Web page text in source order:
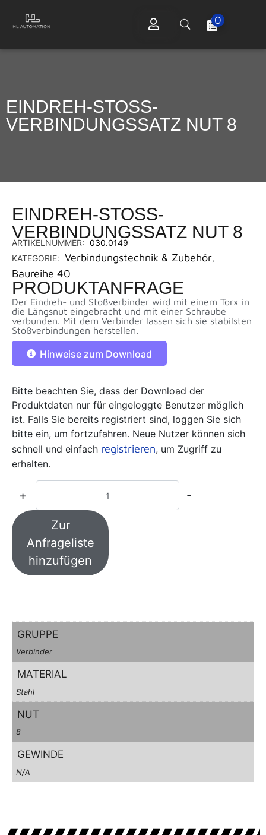
0
EINDREH-STOSS-V
ERBINDUNGSSATZ NUT 8
EINDREH-STOSS-V
ERBINDUNGSSATZ NUT 8
ARTIKELNUMMER: 030.0149
KATEGORIE: Verbindungstechnik & Zubehör,
Baureihe 40
PRODUKTANFRAGE
Der Eindreh- und Stoßverbinder wird mit einem Torx in
die Längsnut eingebracht und mit einer Schraube
verbunden. Mit dem Verbinder lassen sich sie stabilsten
Stoßverbindungen herstellen.
Hinweise zum Download
Bitte beachten Sie, dass der Download der
Produktdaten nur für eingeloggte Benutzer möglich
ist. Falls Sie bereits registriert sind, loggen Sie sich
bitte ein, um fortzufahren. Neue Nutzer können sich
schnell und einfach registrieren, um Zugriff zu
erhalten.
+ -
Zur
Anfrageliste
hinzufügen
GRUPPE
Verbinder
MATERIAL
Stahl
NUT
8
GEWINDE
N/A